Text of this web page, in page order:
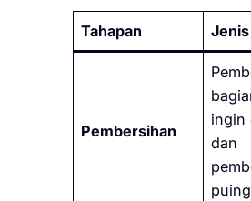
Tahapan
Pembersihan
ingin
dan